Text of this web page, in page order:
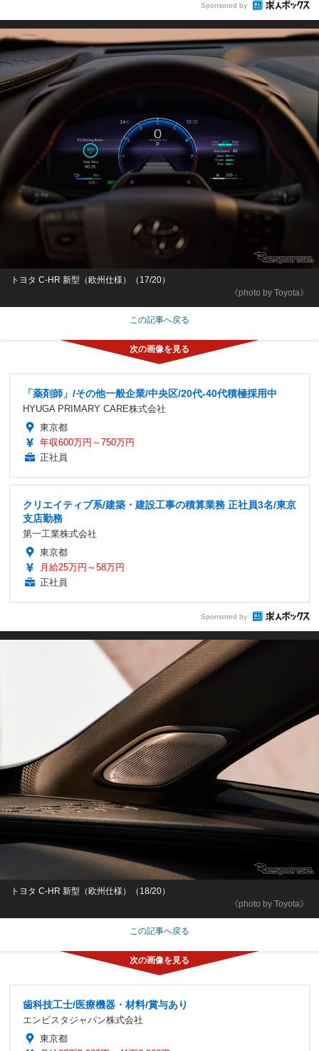
Sponsored by
《photo by Toyota》
トヨタ C-HR 新型（欧州仕様）（17/20）
この記事へ戻る
「薬剤師」/その他一般企業/中央区/20代-40代積極採用中
HYUGA PRIMARY CARE株式会社
東京都
年収600万円～750万円
正社員
クリエイティブ系/建築・建設工事の積算業務 正社員3名/東京
支店勤務
第一工業株式会社
東京都
月給25万円～58万円
正社員
Sponsored by
《photo by Toyota》
トヨタ C-HR 新型（欧州仕様）（18/20）
この記事へ戻る
歯科技工士/医療機器・材料/賞与あり
エンビスタジャパン株式会社
東京都